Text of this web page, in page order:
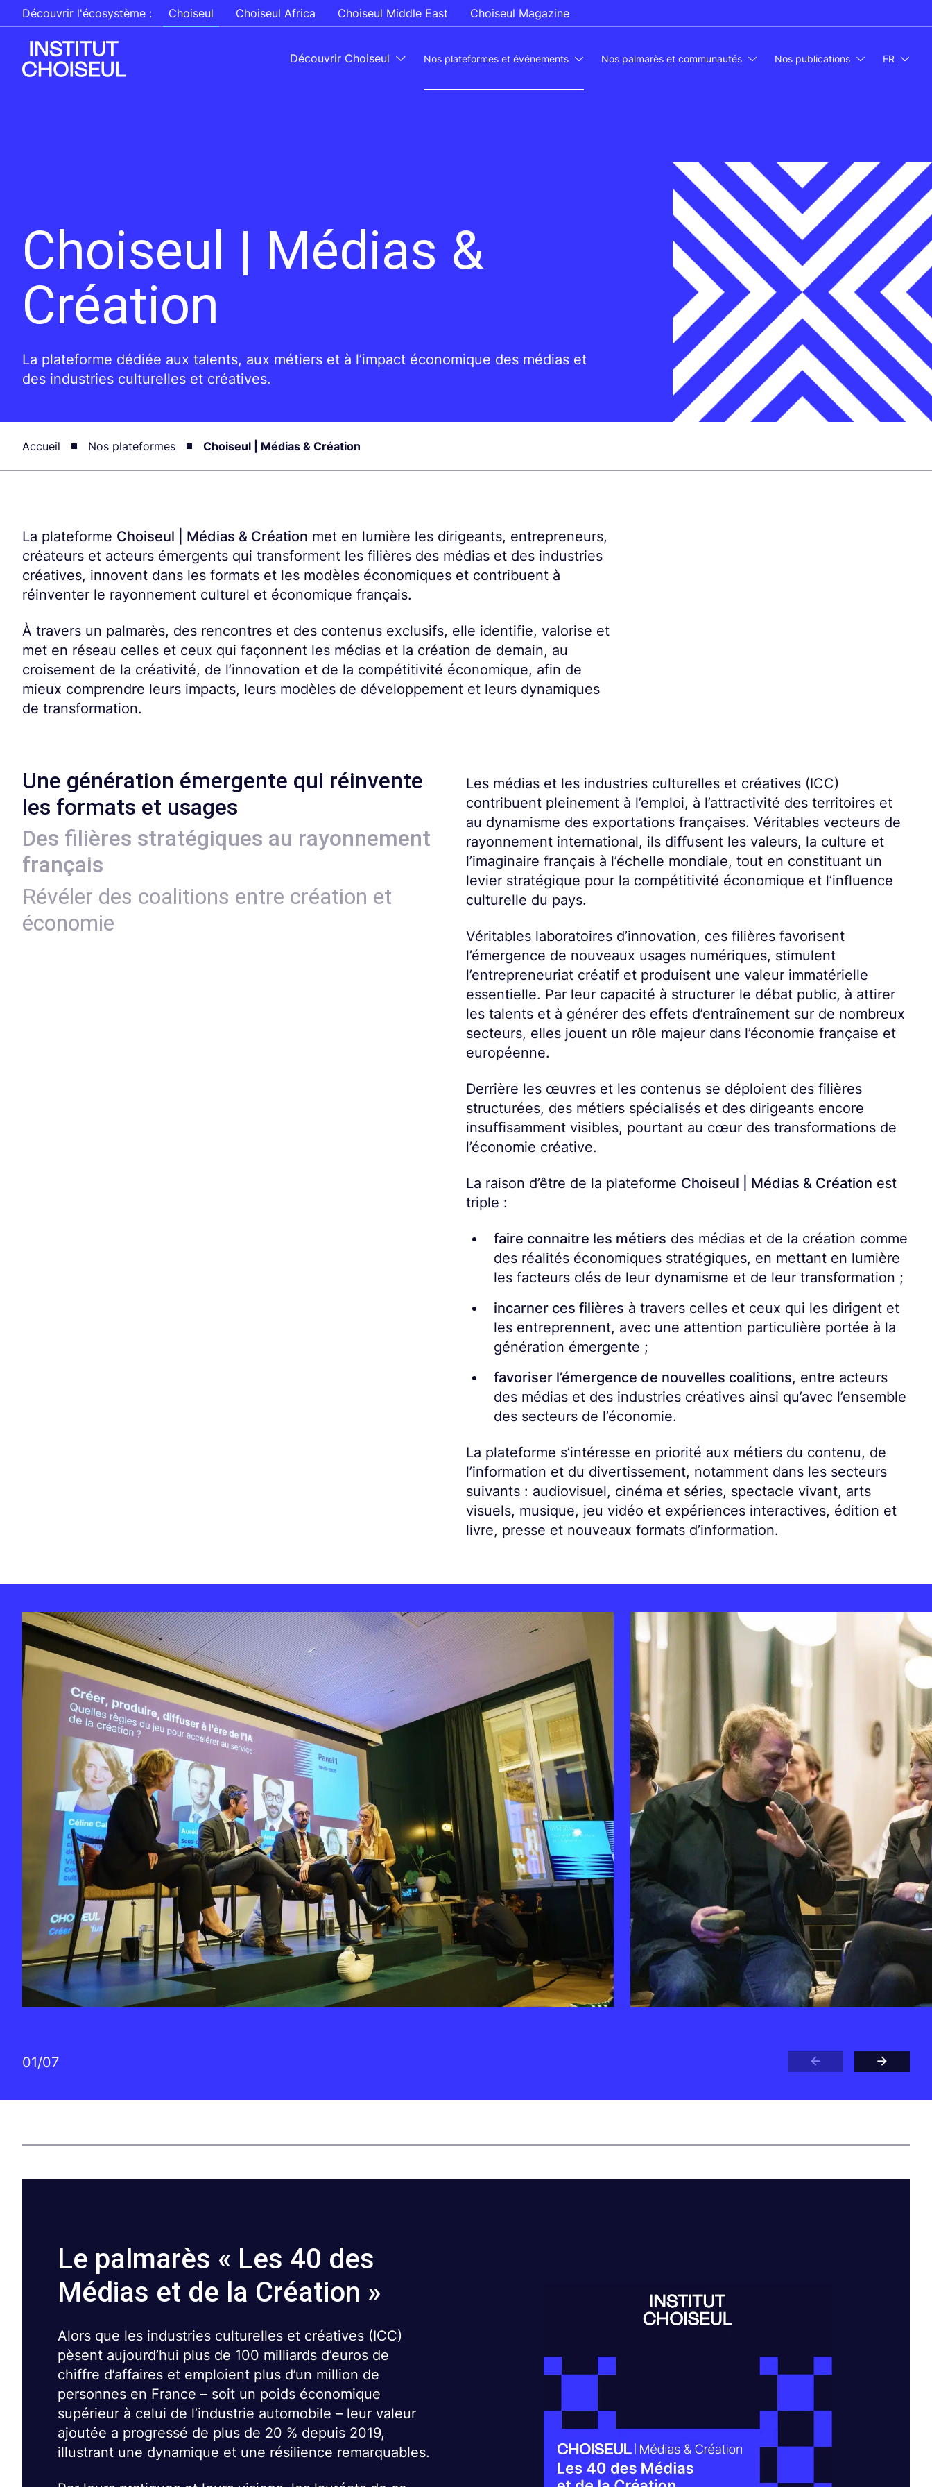
Découvrir l'écosystème : Choiseul Choiseul Africa Choiseul Middle East Choiseul Magazine
Découvrir Choiseul Nos plateformes et événements Nos palmarès et communautés Nos publications FR
Choiseul | Médias &
Création
La plateforme dédiée aux talents, aux métiers et à l’impact économique des médias et
des industries culturelles et créatives.
Accueil Nos plateformes Choiseul | Médias & Création
La plateforme Choiseul | Médias & Création met en lumière les dirigeants, entrepreneurs,
créateurs et acteurs émergents qui transforment les filières des médias et des industries
créatives, innovent dans les formats et les modèles économiques et contribuent à
réinventer le rayonnement culturel et économique français.
À travers un palmarès, des rencontres et des contenus exclusifs, elle identifie, valorise et
met en réseau celles et ceux qui façonnent les médias et la création de demain, au
croisement de la créativité, de l’innovation et de la compétitivité économique, afin de
mieux comprendre leurs impacts, leurs modèles de développement et leurs dynamiques
de transformation.
Une génération émergente qui réinvente
les formats et usages
Des filières stratégiques au rayonnement
français
Révéler des coalitions entre création et
économie
Les médias et les industries culturelles et créatives (ICC)
contribuent pleinement à l’emploi, à l’attractivité des territoires et
au dynamisme des exportations françaises. Véritables vecteurs de
rayonnement international, ils diffusent les valeurs, la culture et
l’imaginaire français à l’échelle mondiale, tout en constituant un
levier stratégique pour la compétitivité économique et l’influence
culturelle du pays.
Véritables laboratoires d’innovation, ces filières favorisent
l’émergence de nouveaux usages numériques, stimulent
l’entrepreneuriat créatif et produisent une valeur immatérielle
essentielle. Par leur capacité à structurer le débat public, à attirer
les talents et à générer des effets d’entraînement sur de nombreux
secteurs, elles jouent un rôle majeur dans l’économie française et
européenne.
Derrière les œuvres et les contenus se déploient des filières
structurées, des métiers spécialisés et des dirigeants encore
insuffisamment visibles, pourtant au cœur des transformations de
l’économie créative.
La raison d’être de la plateforme Choiseul | Médias & Création est
triple :
faire connaitre les métiers des médias et de la création comme
des réalités économiques stratégiques, en mettant en lumière
les facteurs clés de leur dynamisme et de leur transformation ;
incarner ces filières à travers celles et ceux qui les dirigent et
les entreprennent, avec une attention particulière portée à la
génération émergente ;
favoriser l’émergence de nouvelles coalitions, entre acteurs
des médias et des industries créatives ainsi qu’avec l’ensemble
des secteurs de l’économie.
La plateforme s’intéresse en priorité aux métiers du contenu, de
l’information et du divertissement, notamment dans les secteurs
suivants : audiovisuel, cinéma et séries, spectacle vivant, arts
visuels, musique, jeu vidéo et expériences interactives, édition et
livre, presse et nouveaux formats d’information.
01/07
Le palmarès « Les 40 des
Médias et de la Création »
Alors que les industries culturelles et créatives (ICC)
pèsent aujourd’hui plus de 100 milliards d’euros de
chiffre d’affaires et emploient plus d’un million de
personnes en France – soit un poids économique
supérieur à celui de l’industrie automobile – leur valeur
ajoutée a progressé de plus de 20 % depuis 2019,
illustrant une dynamique et une résilience remarquables.